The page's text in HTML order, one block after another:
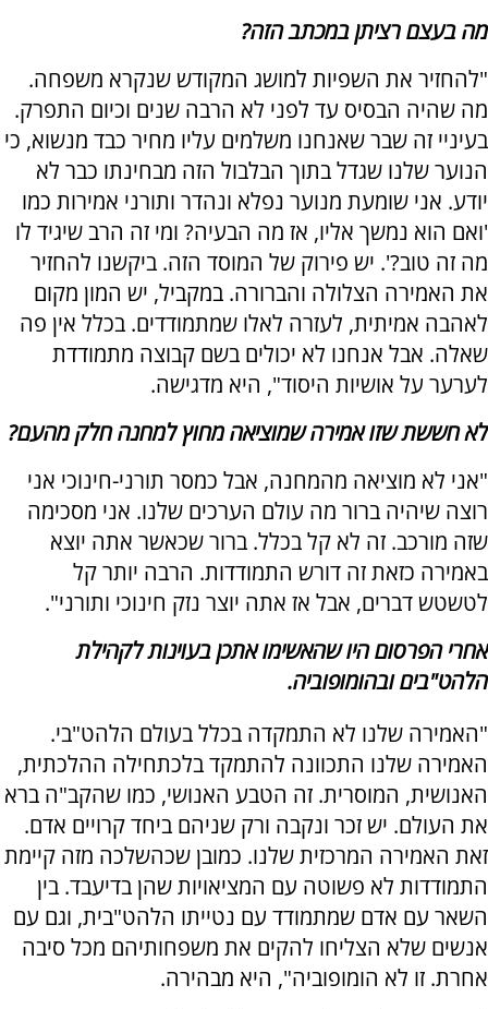
מה בעצם רציתן במכתב הזה?
"להחזיר את השפיות למושג המקודש שנקרא משפחה.
מה שהיה הבסיס עד לפני לא הרבה שנים וכיום התפרק.
בעיניי זה שבר שאנחנו משלמים עליו מחיר כבד מנשוא, כי
הנוער שלנו שגדל בתוך הבלבול הזה מבחינתו כבר לא
יודע. אני שומעת מנוער נפלא ונהדר ותורני אמירות כמו
'ואם הוא נמשך אליו, אז מה הבעיה? ומי זה הרב שיגיד לו
מה זה טוב?'. יש פירוק של המוסד הזה. ביקשנו להחזיר
את האמירה הצלולה והברורה. במקביל, יש המון מקום
לאהבה אמיתית, לעזרה לאלו שמתמודדים. בכלל אין פה
שאלה. אבל אנחנו לא יכולים בשם קבוצה מתמודדת
לערער על אושיות היסוד", היא מדגישה.
לא חששת שזו אמירה שמוציאה מחוץ למחנה חלק מהעם?
"אני לא מוציאה מהמחנה, אבל כמסר תורני-חינוכי אני
רוצה שיהיה ברור מה עולם הערכים שלנו. אני מסכימה
שזה מורכב. זה לא קל בכלל. ברור שכאשר אתה יוצא
באמירה כזאת זה דורש התמודדות. הרבה יותר קל
לטשטש דברים, אבל אז אתה יוצר נזק חינוכי ותורני".
אחרי הפרסום היו שהאשימו אתכן בעוינות לקהילת
הלהט"בים ובהומופוביה.
"האמירה שלנו לא התמקדה בכלל בעולם הלהט"בי.
האמירה שלנו התכוונה להתמקד בלכתחילה ההלכתית,
האנושית, המוסרית. זה הטבע האנושי, כמו שהקב"ה ברא
את העולם. יש זכר ונקבה ורק שניהם ביחד קרויים אדם.
זאת האמירה המרכזית שלנו. כמובן שכהשלכה מזה קיימת
התמודדות לא פשוטה עם המציאויות שהן בדיעבד. בין
השאר עם אדם שמתמודד עם נטייתו הלהט"בית, וגם עם
אנשים שלא הצליחו להקים את משפחותיהם מכל סיבה
אחרת. זו לא הומופוביה", היא מבהירה.